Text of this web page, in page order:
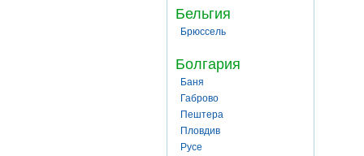
Бельгия
Брюссель
Болгария
Баня
Габрово
Пештера
Пловдив
Русе